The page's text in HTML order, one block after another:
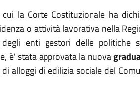
la Corte Costituzionale ha
o attività lavorativa nella
enti gestori delle politiche
è' stata approvata la nuova
alloggi di edilizia sociale del